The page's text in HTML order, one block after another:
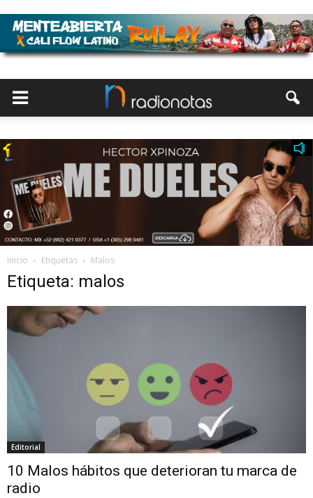
Inicio Etiquetas Malos
Etiqueta: malos
Editorial
10 Malos hábitos que deterioran tu marca de
radio